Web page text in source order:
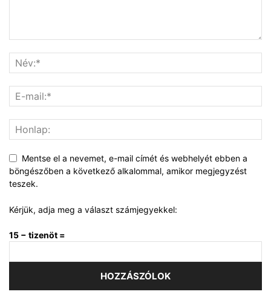
Mentse el a nevemet, e-mail címét és webhelyét ebben a
böngészőben a következő alkalommal, amikor megjegyzést
teszek.
Kérjük, adja meg a választ számjegyekkel:
15 − tizenöt =